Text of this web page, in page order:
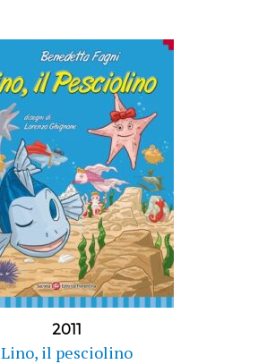
2011
Lino, il pesciolino